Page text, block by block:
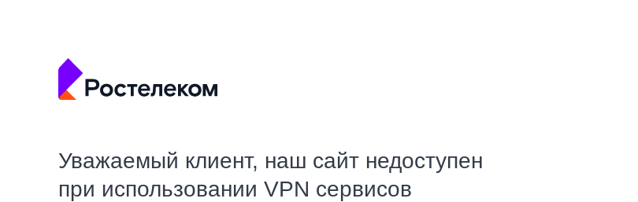
Уважаемый клиент, наш сайт недоступен
при использовании VPN сервисов